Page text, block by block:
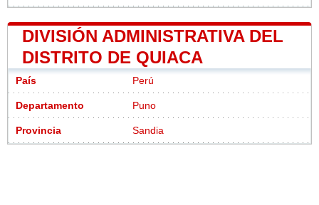
DIVISIÓN ADMINISTRATIVA DEL
DISTRITO DE QUIACA
País Perú
Departamento Puno
Provincia Sandia